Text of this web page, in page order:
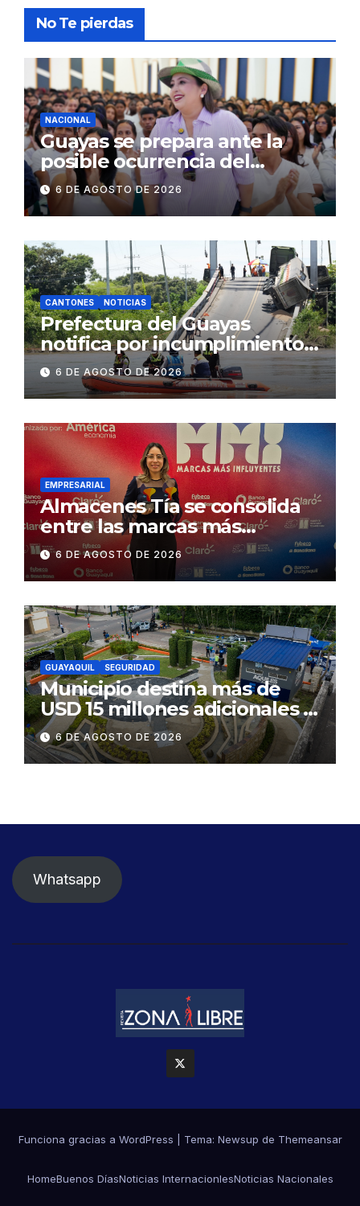
No Te pierdas
NACIONAL
Guayas se prepara ante la
posible ocurrencia del
fenómeno de El Niño:
Gobierno Nacional capacita a
2.500 jóvenes
6 DE AGOSTO DE 2026
CANTONES NOTICIAS
Prefectura del Guayas
notifica por incumplimiento
contractual a la
Concesionaria CONORTE y
exige celeridad en
desmontaje del puente
Gonzalo Icaza Cornejo, en
Daule
6 DE AGOSTO DE 2026
EMPRESARIAL
Almacenes Tía se consolida
entre las marcas más
influyentes del Ecuador
6 DE AGOSTO DE 2026
GUAYAQUIL SEGURIDAD
Municipio destina más de
USD 15 millones adicionales a
SEGURA EP para fortalecer la
seguridad ciudadana
6 DE AGOSTO DE 2026
Whatsapp
Funciona gracias a WordPress Tema: Newsup de Themeansar
HomeBuenos DíasNoticias InternacionlesNoticias Nacionales